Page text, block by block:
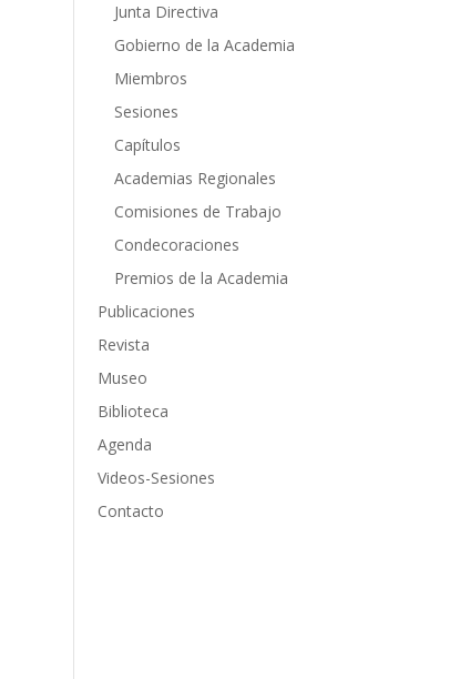
Junta Directiva
Gobierno de la Academia
Miembros
Sesiones
Capítulos
Academias Regionales
Comisiones de Trabajo
Condecoraciones
Premios de la Academia
Publicaciones
Revista
Museo
Biblioteca
Agenda
Videos-Sesiones
Contacto